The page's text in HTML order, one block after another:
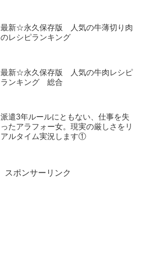
最新☆永久保存版 人気の牛薄切り肉
のレシピランキング
最新☆永久保存版 人気の牛肉レシピ
ランキング 総合
派遣3年ルールにともない、仕事を失
ったアラフォー女。現実の厳しさをリ
アルタイム実況します①
スポンサーリンク